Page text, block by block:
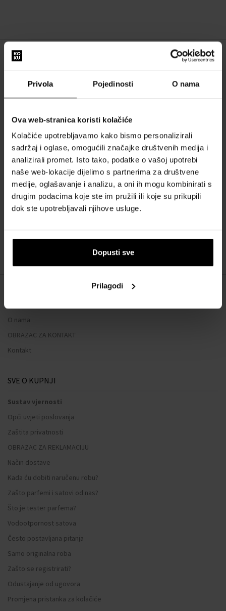
Privola Pojedinosti O nama
Ova web-stranica koristi kolačiće
Kolačiće upotrebljavamo kako bismo personalizirali
sadržaj i oglase, omogućili značajke društvenih medija i
analizirali promet. Isto tako, podatke o vašoj upotrebi
naše web-lokacije dijelimo s partnerima za društvene
medije, oglašavanje i analizu, a oni ih mogu kombinirati s
drugim podacima koje ste im pružili ili koje su prikupili
dok ste upotrebljavali njihove usluge.
Dopusti sve
Prilagodi
OPIS
Veliki izbor različitih vrsta mirisa za svakoga. Osvježivač zraka VIP Air
uklanja neugodne mirise.
POJEDINOSTI
O BRENDU
Naš izbor skrojen samo za vas
O nama
OBRAZAC ZA KONTAKT
Kontakt
SVE O KUPNJI
Sustav vjernosti
Opći uvjeti poslovanja
Zaštita privatnosti
OBRAZAC ZA REKLAMACIJU
Način dostave
Kada ću dobiti naručenu robu?
Zašto parfemi i satovi od nas?
Što je tester parfema?
Vodootpornost satova
Često postavljana pitanja
Samo originalna roba
Zašto se registrirati?
Odustajanje od ugovora
Promjena pristanka za kolačiće